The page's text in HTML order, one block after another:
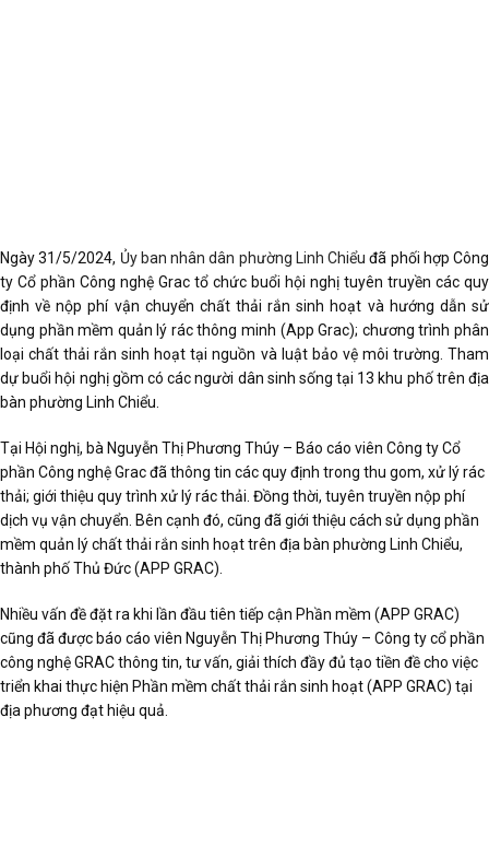
Ngày 31/5/2024, Ủy ban nhân dân phường Linh Chiểu đã phối hợp Công
ty Cổ phần Công nghệ Grac tổ chức buổi hội nghị tuyên truyền các quy
định về nộp phí vận chuyển chất thải rắn sinh hoạt và hướng dẫn sử
dụng phần mềm quản lý rác thông minh (App Grac); chương trình phân
loại chất thải rắn sinh hoạt tại nguồn và luật bảo vệ môi trường. Tham
dự buổi hội nghị gồm có các người dân sinh sống tại 13 khu phố trên địa
bàn phường Linh Chiểu.
Tại Hội nghị, bà Nguyễn Thị Phương Thúy – Báo cáo viên Công ty Cổ
phần Công nghệ Grac đã thông tin các quy định trong thu gom, xử lý rác
thải; giới thiệu quy trình xử lý rác thải. Đồng thời, tuyên truyền nộp phí
dịch vụ vận chuyển. Bên cạnh đó, cũng đã giới thiệu cách sử dụng phần
mềm quản lý chất thải rắn sinh hoạt trên địa bàn phường Linh Chiểu,
thành phố Thủ Đức (APP GRAC).
Nhiều vấn đề đặt ra khi lần đầu tiên tiếp cận Phần mềm (APP GRAC)
cũng đã được báo cáo viên Nguyễn Thị Phương Thúy – Công ty cổ phần
công nghệ GRAC thông tin, tư vấn, giải thích đầy đủ tạo tiền đề cho việc
triển khai thực hiện Phần mềm chất thải rắn sinh hoạt (APP GRAC) tại
địa phương đạt hiệu quả.